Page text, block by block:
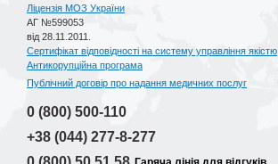
Ліцензія МОЗ України
АГ №599053
від 28.11.2011.
Сертифікат відповідності на систему управління якістю
Антикорупційна програма
Публічний договір про надання медичних послуг
0 (800) 500-110
+38 (044) 277-8-277